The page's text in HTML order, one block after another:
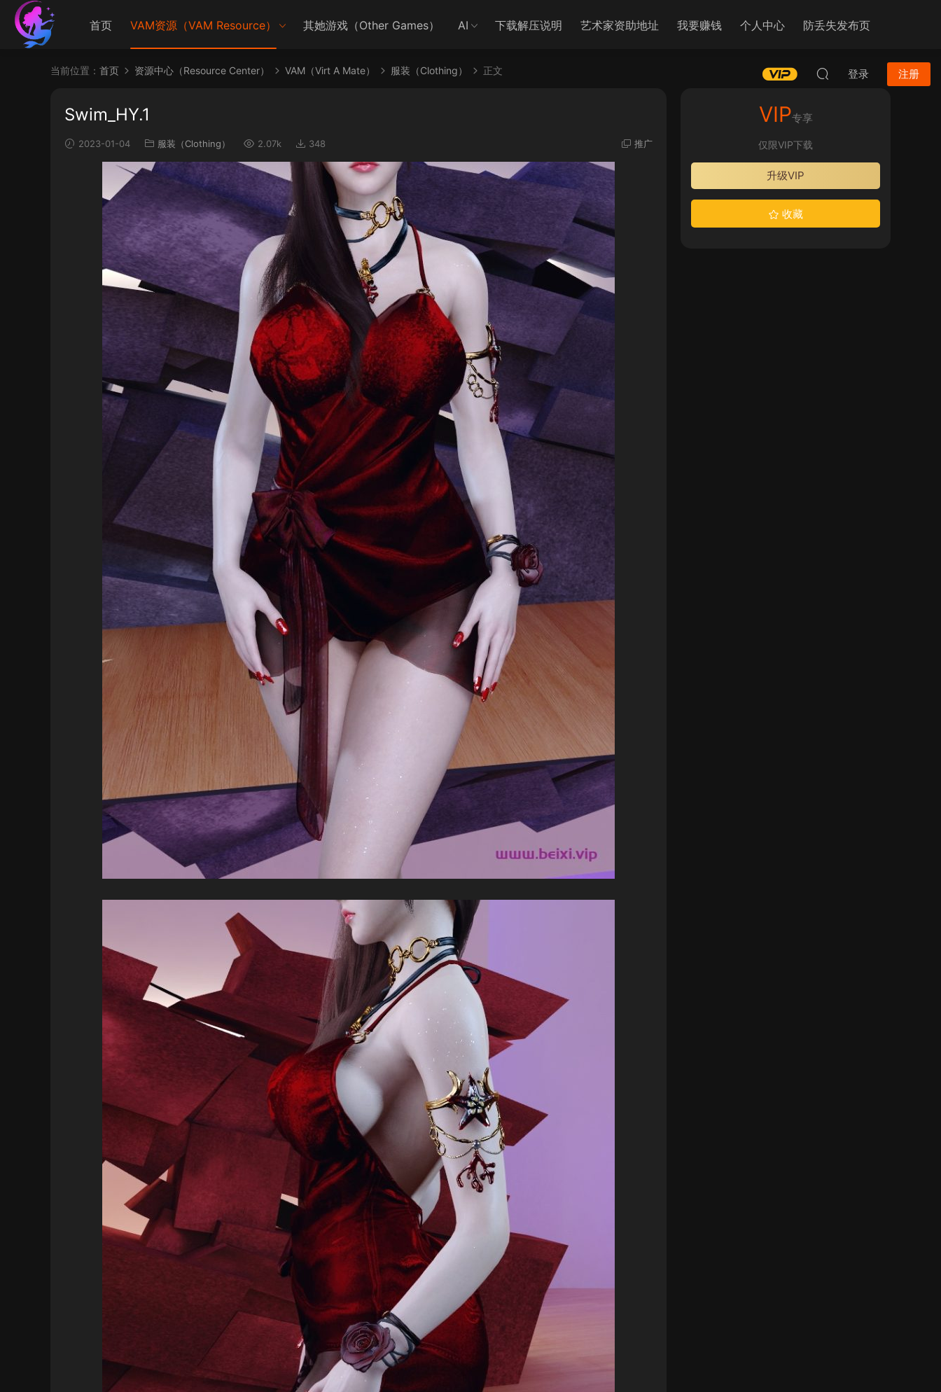
首页 VAM资源（VAM Resource） 其她游戏（Other Games） AI 下载解压说明 艺术家资助地址 我要赚钱 个人中心 防丢失发布页
登录 注册
当前位置： 首页 资源中心（Resource Center） VAM（Virt A Mate） 服装（Clothing） 正文
Swim_HY.1
2023-01-04 服装（Clothing） 2.07k 348 推广
VIP专享
仅限VIP下载
升级VIP
收藏